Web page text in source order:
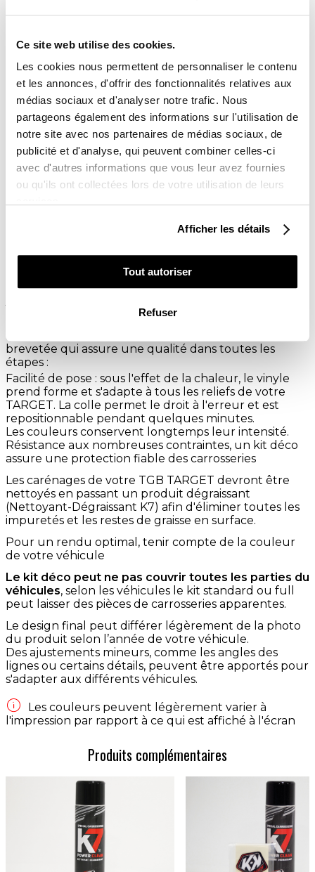
Ce site web utilise des cookies.
Les cookies nous permettent de personnaliser le contenu
et les annonces, d'offrir des fonctionnalités relatives aux
médias sociaux et d'analyser notre trafic. Nous
partageons également des informations sur l'utilisation de
notre site avec nos partenaires de médias sociaux, de
publicité et d'analyse, qui peuvent combiner celles-ci
avec d'autres informations que vous leur avez fournies
ou qu'ils ont collectées lors de votre utilisation de leurs
Afficher les détails
Tout autoriser
Refuser
lock 4x sans frais avec Paypal
 RETOUR ET REMBOURSEMENT
Lien vers notre politique de remboursement
UNE QUESTION ?
Une équipe vous répond du lundi au vendredi de
9h00 à 18h00
Contact : 03 85 30 30 24
Pose du kit Avis client
Composition du kit déco Quad pour TGB TARGET :
Ailes avant / Ailes arrière / Face avant / Parties latérales
Nous fabriquons nos kit déco Quad avec une matière
brevetée qui assure une qualité dans toutes les
étapes :
Facilité de pose : sous l'effet de la chaleur, le vinyle
prend forme et s'adapte à tous les reliefs de votre
TARGET. La colle permet le droit à l'erreur et est
repositionnable pendant quelques minutes.
Les couleurs conservent longtemps leur intensité.
Résistance aux nombreuses contraintes, un kit déco
assure une protection fiable des carrosseries
Les carénages de votre TGB TARGET devront être
nettoyés en passant un produit dégraissant
(Nettoyant-Dégraissant K7) afin d'éliminer toutes les
impuretés et les restes de graisse en surface.
Pour un rendu optimal, tenir compte de la couleur
de votre véhicule
Le kit déco peut ne pas couvrir toutes les parties du
véhicules, selon les véhicules le kit standard ou full
peut laisser des pièces de carrosseries apparentes.
Le design final peut différer légèrement de la photo
du produit selon l’année de votre véhicule.
Des ajustements mineurs, comme les angles des
lignes ou certains détails, peuvent être apportés pour
s'adapter aux différents véhicules.

Les couleurs peuvent légèrement varier à
l'impression par rapport à ce qui est affiché à l'écran
Produits complémentaires